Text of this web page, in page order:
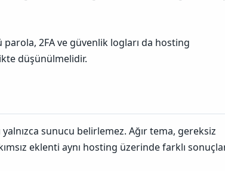
2FA ve güvenlik logları da hosting
düşünülmelidir.
sunucu belirlemez. Ağır tema, gereksiz
eklenti aynı hosting üzerinde farklı